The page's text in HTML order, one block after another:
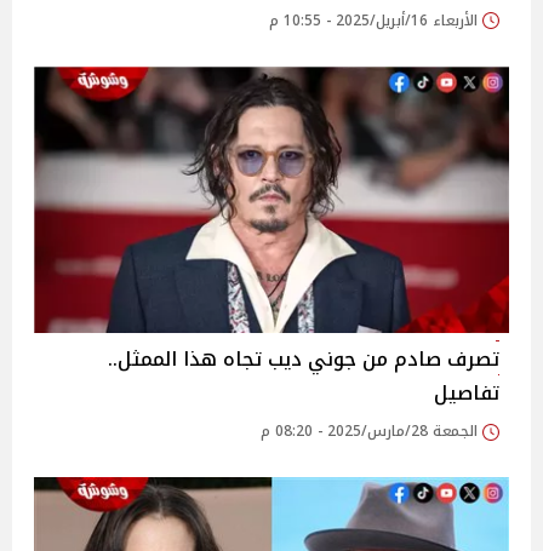
الأربعاء 16/أبريل/2025 - 10:55 م
تصرف صادم من جوني ديب تجاه هذا الممثل..
تفاصيل
الجمعة 28/مارس/2025 - 08:20 م